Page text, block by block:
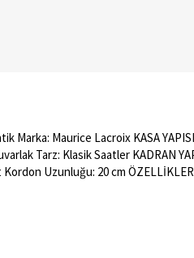
Marka: Maurice Lacroix KASA
Tarz: Klasik Saatler KADRAN
Uzunluğu: 20 cm